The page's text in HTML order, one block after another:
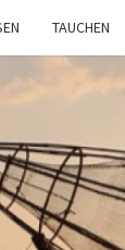
TAUCHEN